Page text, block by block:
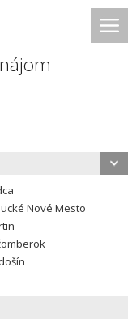
Nové Mesto